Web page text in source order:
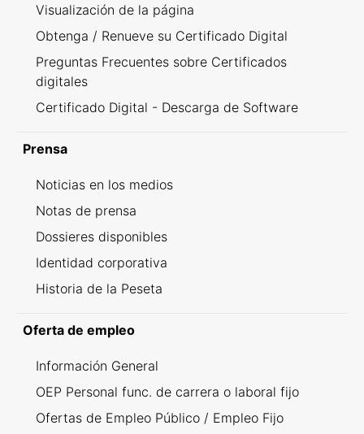
Visualización de la página
Obtenga / Renueve su Certificado Digital
Preguntas Frecuentes sobre Certificados
digitales
Certificado Digital - Descarga de Software
Prensa
Noticias en los medios
Notas de prensa
Dossieres disponibles
Identidad corporativa
Historia de la Peseta
Oferta de empleo
Información General
OEP Personal func. de carrera o laboral fijo
Ofertas de Empleo Público / Empleo Fijo